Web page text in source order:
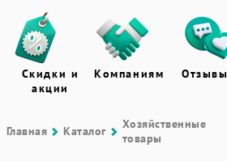
Скидки и
акции
Компаниям Отзывы
Главная Каталог
Хозяйственные
товары